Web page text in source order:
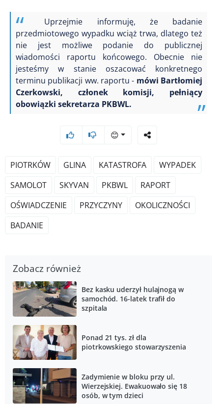
Uprzejmie informuję, że badanie
przedmiotowego wypadku wciąż trwa, dlatego też
nie jest możliwe podanie do publicznej
wiadomości raportu końcowego. Obecnie nie
jesteśmy w stanie oszacować konkretnego
terminu publikacji ww. raportu - mówi Bartłomiej
Czerkowski, członek komisji, pełniący
obowiązki sekretarza PKBWL.
😊
PIOTRKÓW GLINA KATASTROFA
WYPADEK
SAMOLOT
SKYVAN PKBWL
RAPORT
OŚWIADCZENIE
PRZYCZYNY
OKOLICZNOŚCI
BADANIE
Zobacz również
Bez kasku uderzył hulajnogą w
samochód. 16-latek trafił do
szpitala
Ponad 21 tys. zł dla
piotrkowskiego stowarzyszenia
Zadymienie w bloku przy ul.
Wierzejskiej. Ewakuowało się 18
osób, w tym dzieci